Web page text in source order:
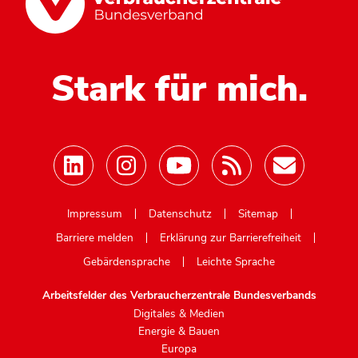
Stark für mich.
Impressum
Datenschutz
Sitemap
Barriere melden
Erklärung zur Barrierefreiheit
Gebärdensprache
Leichte Sprache
Arbeitsfelder des Verbraucherzentrale Bundesverbands
Digitales & Medien
Energie & Bauen
Europa